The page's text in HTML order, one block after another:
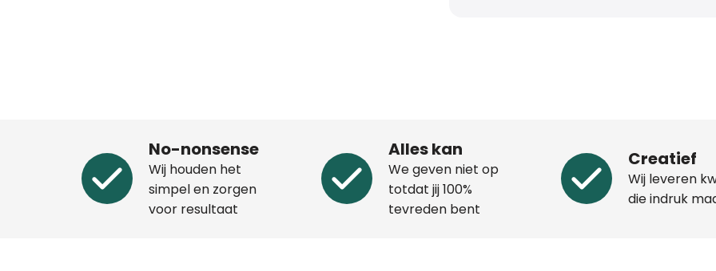
No-nonsense
Wij houden het
simpel en zorgen
voor resultaat
Alles kan
We geven niet op
totdat jij 100%
tevreden bent
Creatief
Wij leveren
die indruk